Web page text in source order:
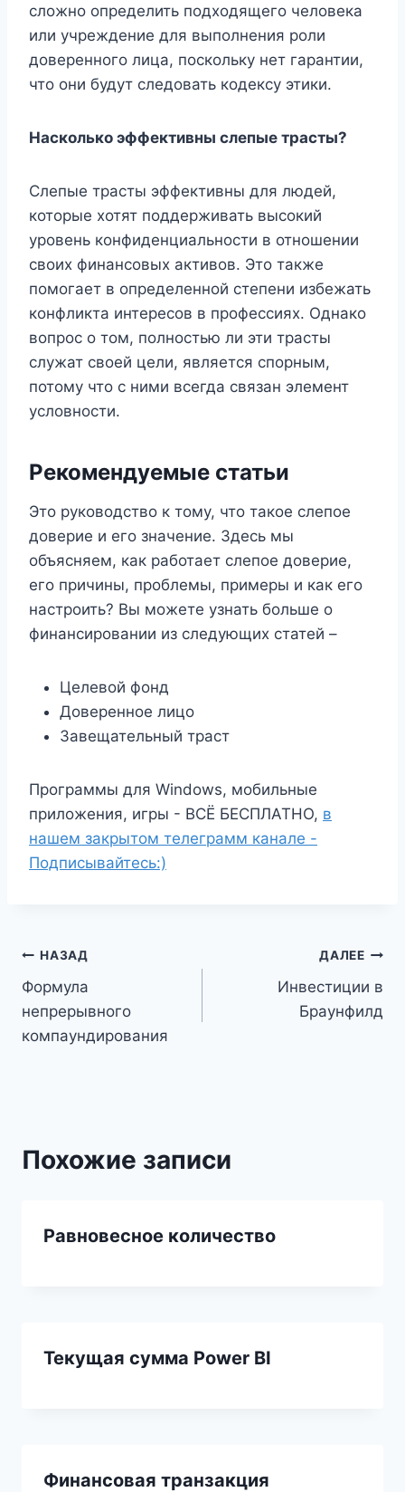
сложно определить подходящего человека
или учреждение для выполнения роли
доверенного лица, поскольку нет гарантии,
что они будут следовать кодексу этики.
Насколько эффективны слепые трасты?
Слепые трасты эффективны для людей,
которые хотят поддерживать высокий
уровень конфиденциальности в отношении
своих финансовых активов. Это также
помогает в определенной степени избежать
конфликта интересов в профессиях. Однако
вопрос о том, полностью ли эти трасты
служат своей цели, является спорным,
потому что с ними всегда связан элемент
условности.
Рекомендуемые статьи
Это руководство к тому, что такое слепое
доверие и его значение. Здесь мы
объясняем, как работает слепое доверие,
его причины, проблемы, примеры и как его
настроить? Вы можете узнать больше о
финансировании из следующих статей –
Целевой фонд
Доверенное лицо
Завещательный траст
Программы для Windows, мобильные
приложения, игры - ВСЁ БЕСПЛАТНО, в
нашем закрытом телеграмм канале -
Подписывайтесь:)
Навигация
по
записям
НАЗАД
Формула
непрерывного
компаундирования
ДАЛЕЕ
Инвестиции в
Браунфилд
Похожие записи
Равновесное количество
Текущая сумма Power BI
Финансовая транзакция